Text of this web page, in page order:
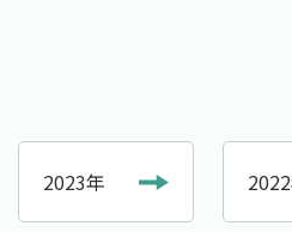
2023年